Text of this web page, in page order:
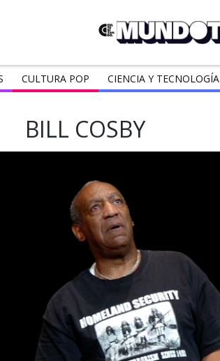
CULTURA POP CIENCIA Y TECNOLOGÍA
BILL COSBY